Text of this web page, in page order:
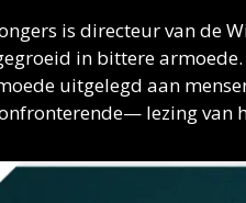
is directeur van de
in bittere
uitgelegd aan
lezing van